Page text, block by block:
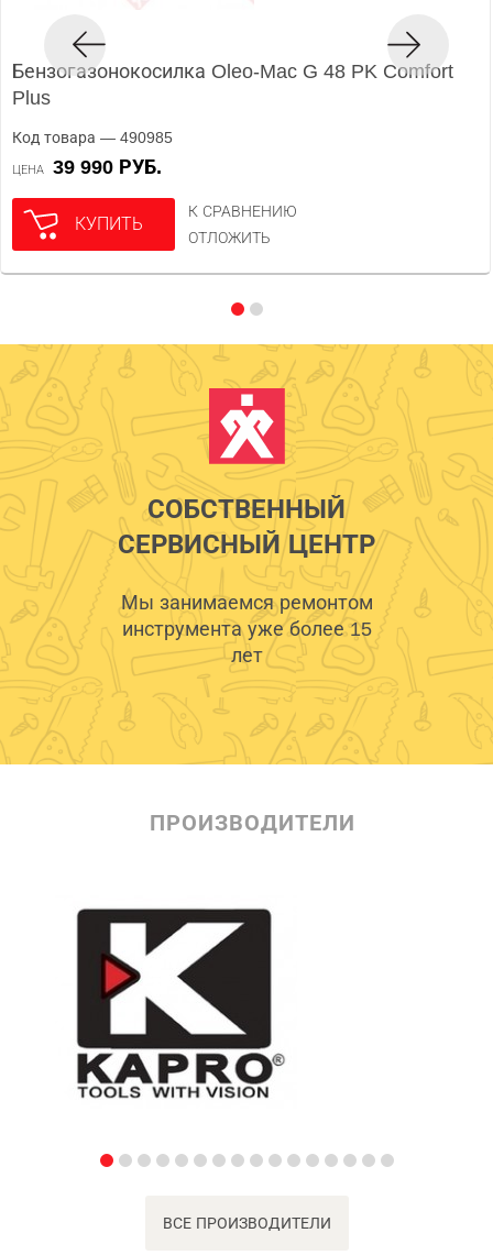
Бензогазонокосилка Oleo-Mac G 48 PK Comfort
Plus
Код товара — 490985
ЦЕНА 39 990 РУБ.
КУПИТЬ
К СРАВНЕНИЮ
ОТЛОЖИТЬ
СОБСТВЕННЫЙ
СЕРВИСНЫЙ ЦЕНТР
Мы занимаемся ремонтом
инструмента уже более 15
лет
ПРОИЗВОДИТЕЛИ
ВСЕ ПРОИЗВОДИТЕЛИ